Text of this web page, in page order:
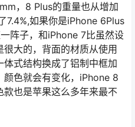
，8 Plus的重量也从增加
7.4%,如果你是iPhone 6Plus
阵子，和iPhone 7比虽然设
大的，背面的材质从使用
式结构换成了铝制中框加
颜色就会有变化，iPhone 8
也是苹果这么多年来最不